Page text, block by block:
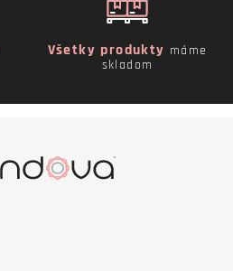
Všetky produkty máme
skladom